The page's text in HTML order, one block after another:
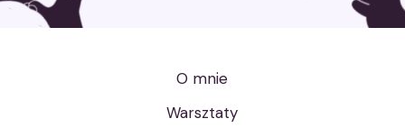
O mnie
Warsztaty